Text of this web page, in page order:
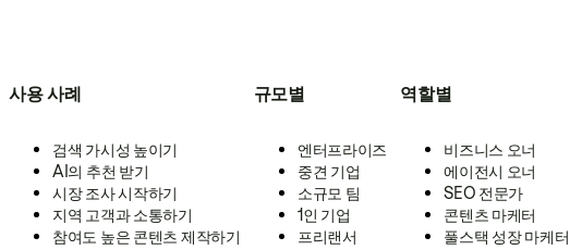
사용 사례
검색 가시성 높이기
AI의 추천 받기
시장 조사 시작하기
지역 고객과 소통하기
참여도 높은 콘텐츠 제작하기
규모별
엔터프라이즈
중견 기업
소규모 팀
1인 기업
프리랜서
역할별
비즈니스 오너
에이전시 오너
SEO 전문가
콘텐츠 마케터
풀스택 성장 마케터